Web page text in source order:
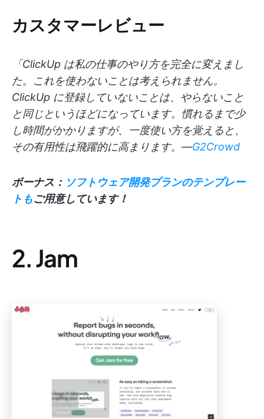
カスタマーレビュー
「ClickUp は私の仕事のやり方を完全に変えまし
た。これを使わないことは考えられません。
ClickUp に登録していないことは、やらないこと
と同じというほどになっています。慣れるまで少
し時間がかかりますが、一度使い方を覚えると、
その有用性は飛躍的に高まります。—G2Crowd
ボーナス： ソフトウェア開発プランのテンプレー
トもご用意しています！
2. Jam